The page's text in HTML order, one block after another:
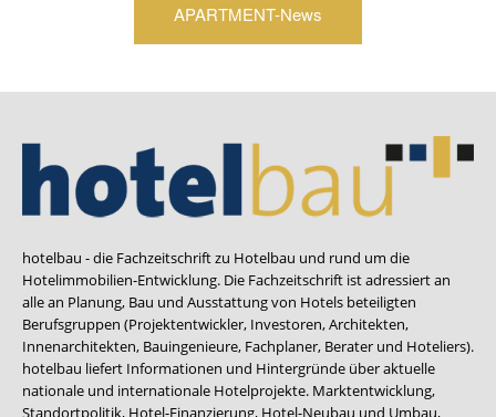
APARTMENT-News
hotelbau - die Fachzeitschrift zu Hotelbau und rund um die
Hotelimmobilien-Entwicklung. Die Fachzeitschrift ist adressiert an
alle an Planung, Bau und Ausstattung von Hotels beteiligten
Berufsgruppen (Projektentwickler, Investoren, Architekten,
Innenarchitekten, Bauingenieure, Fachplaner, Berater und Hoteliers).
hotelbau liefert Informationen und Hintergründe über aktuelle
nationale und internationale Hotelprojekte. Marktentwicklung,